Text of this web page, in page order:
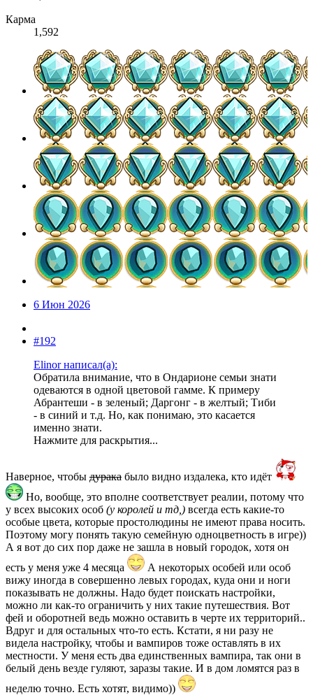
Карма
1,592
6 Июн 2026
#192
Elinor написал(а):
Обратила внимание, что в Ондарионе семьи знати
одеваются в одной цветовой гамме. К примеру
Абрантеши - в зеленый; Даргонг - в желтый; Тиби
- в синий и т.д. Но, как понимаю, это касается
именно знати.
Нажмите для раскрытия...
Наверное, чтобы дурака было видно издалека, кто идёт
Но, вообще, это вполне соответствует реалии, потому что
у всех высоких особ (у королей и тд,) всегда есть какие-то
особые цвета, которые простолюдины не имеют права носить.
Поэтому могу понять такую семейную одноцветность в игре))
А я вот до сих пор даже не зашла в новый городок, хотя он
есть у меня уже 4 месяца
А некоторых особей или особ
вижу иногда в совершенно левых городах, куда они и ноги
показывать не должны. Надо будет поискать настройки,
можно ли как-то ограничить у них такие путешествия. Вот
фей и оборотней ведь можно оставить в черте их территорий..
Вдруг и для остальных что-то есть. Кстати, я ни разу не
видела настройку, чтобы и вампиров тоже оставлять в их
местности. У меня есть два единственных вампира, так они в
белый день везде гуляют, заразы такие. И в дом ломятся раз в
неделю точно. Есть хотят, видимо))